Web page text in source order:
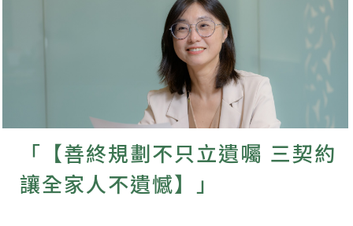
「【善終規劃不只立遺囑 三契約
讓全家人不遺憾】」